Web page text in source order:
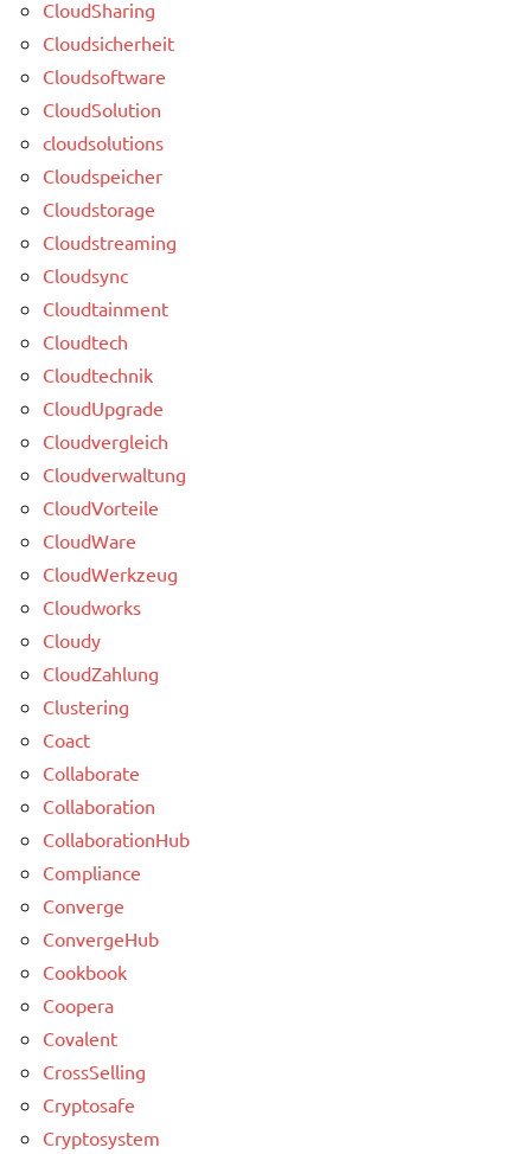
CloudSharing
Cloudsicherheit
Cloudsoftware
CloudSolution
cloudsolutions
Cloudspeicher
Cloudstorage
Cloudstreaming
Cloudsync
Cloudtainment
Cloudtech
Cloudtechnik
CloudUpgrade
Cloudvergleich
Cloudverwaltung
CloudVorteile
CloudWare
CloudWerkzeug
Cloudworks
Cloudy
CloudZahlung
Clustering
Coact
Collaborate
Collaboration
CollaborationHub
Compliance
Converge
ConvergeHub
Cookbook
Coopera
Covalent
CrossSelling
Cryptosafe
Cryptosystem